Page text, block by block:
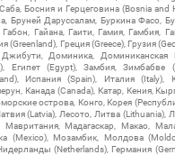
Босния и Герцеговина (Bosnia and
Бруней Даруссалам, Буркина Фасо,
Гайана, Гаити, Гамия, Гамбия,
(Greenland), Греция (Greece), Грузия
Доминика, Доминиканская
Египет (Egypt), Замбия, Зимбабве
Испания (Spain), Италия (Italy),
Канада (Canada), Катар, Кения,
острова, Конго, Корея
(Latvia), Лесото, Литва (Lithuania),
Мадагаскар, Макао,
(Mexico), Мозамбик, Молдова
(Netherlands), Германия